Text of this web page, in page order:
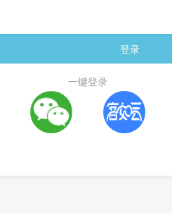
一键登录